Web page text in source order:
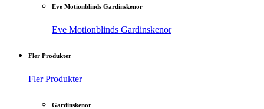
Eve Motionblinds Gardinskenor
Eve Motionblinds Gardinskenor
Fler Produkter
Fler Produkter
Gardinskenor